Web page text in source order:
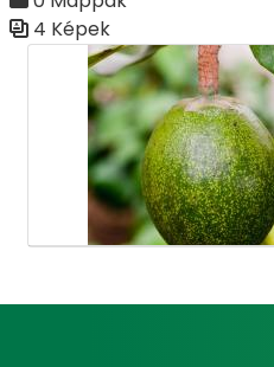
4 Képek
Médiatár